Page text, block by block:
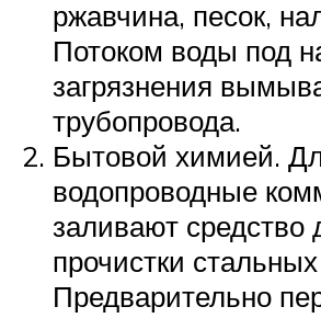
ржавчина, песок,
Потоком воды под
загрязнения
трубопровода.
Бытовой химией.
водопроводные
заливают средство
прочистки
Предварительно